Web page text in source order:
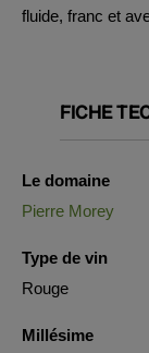
fluide, franc et
FICHE
Le domaine
Pierre Morey
Type de vin
Rouge
Millésime